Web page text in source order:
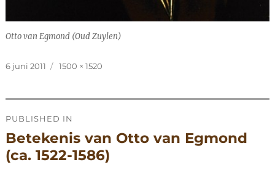
Otto van Egmond (Oud Zuylen)
Posted
6 juni 2011
Full
1500 × 1520
navigation
PUBLISHED IN
Betekenis van Otto van Egmond
(ca. 1522-1586)